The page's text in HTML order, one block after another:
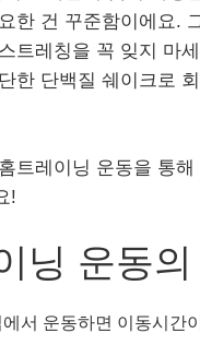
한 건 꾸준함이에요.
트레칭을 꼭 잊지 마
한 단백질 쉐이크로
트레이닝 운동을 통
!
닝 운동의
에서 운동하면 이동시간